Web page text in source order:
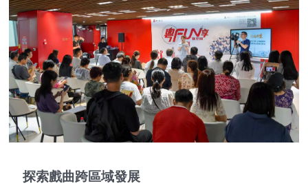
探索戲曲跨區域發展